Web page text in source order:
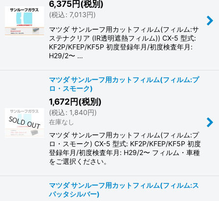
6,375円(税別)
(税込: 7,013円)
マツダ サンルーフ用カットフィルム(フィルム:サ
ステナクリア (IR透明遮熱フィルム)) CX-5 型式:
KF2P/KFEP/KF5P 初度登録年月/初度検査年月:
H29/2〜 …
マツダ サンルーフ用カットフィルム(フィルム:プ
ロ・スモーク)
1,672円(税別)
(税込: 1,840円)
在庫なし
マツダ サンルーフ用カットフィルム(フィルム:プ
ロ・スモーク) CX-5 型式: KF2P/KFEP/KF5P 初度
登録年月/初度検査年月: H29/2〜 フィルム・車種
をご選択ください。
マツダ サンルーフ用カットフィルム(フィルム:ス
パッタシルバー)